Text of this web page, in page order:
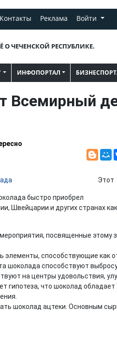
Контакты Реклама Войти
О ЧЕЧЕНСКОЙ РЕСПУБЛИКЕ.
ИНФОПОРТАЛ
Всемирный
Этот
быстро приобрел
Швейцарии и других странах
посвященные этому
элементы, способствующие как
шоколада способствуют
на центры удовольствия,
гипотеза, что шоколад
шоколад ацтеки. Основным